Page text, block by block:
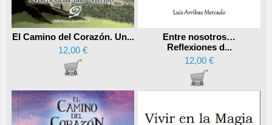
El Camino del Corazón. Un...
12,00 €
Entre nosotros…
Reflexiones d...
12,00 €